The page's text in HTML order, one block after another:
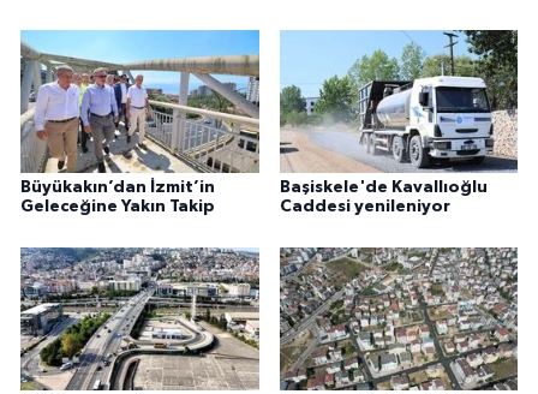
Büyükakın’dan İzmit’in
Geleceğine Yakın Takip
Başiskele'de Kavallıoğlu
Caddesi yenileniyor